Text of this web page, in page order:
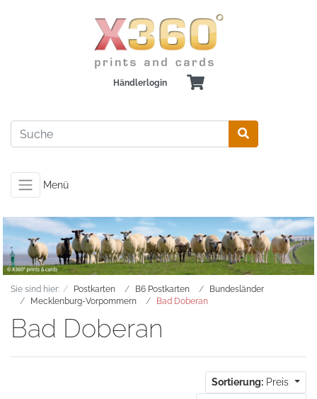
Händlerlogin
Menü
Sie sind hier: Postkarten B6 Postkarten
Bundesländer
Mecklenburg-Vorpommern
Bad Doberan
Bad Doberan
Sortierung: Preis